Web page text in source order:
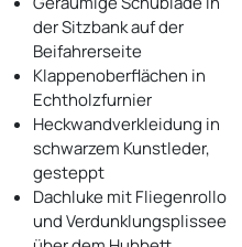
der Sitzbank auf der
Beifahrerseite
Klappenoberflächen in
Echtholzfurnier
Heckwandverkleidung in
schwarzem Kunstleder,
gesteppt
Dachluke mit Fliegenrollo
und Verdunklungsplissee